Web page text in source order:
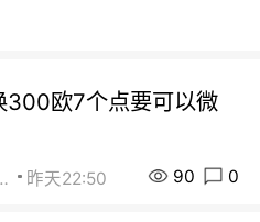
300欧7个点要可以微
昨天22:50 90 0